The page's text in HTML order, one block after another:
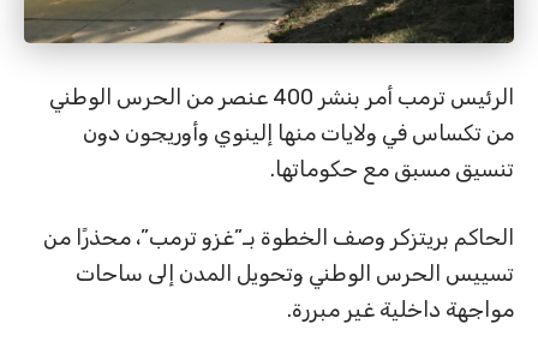
الرئيس ترمب أمر بنشر 400 عنصر من الحرس الوطني
من تكساس في ولايات منها إلينوي وأوريجون دون
تنسيق مسبق مع حكوماتها.
الحاكم بريتزكر وصف الخطوة بـ”غزو ترمب”، محذرًا من
تسييس الحرس الوطني وتحويل المدن إلى ساحات
مواجهة داخلية غير مبررة.